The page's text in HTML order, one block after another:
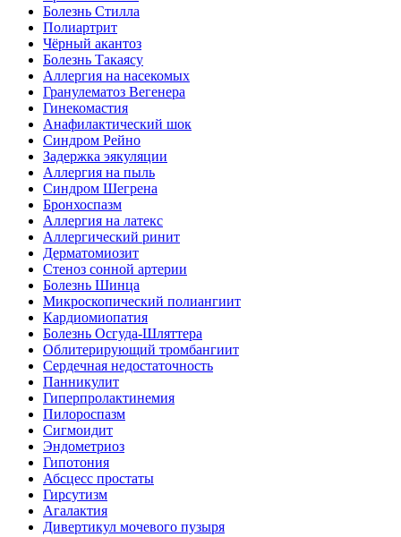
Болезнь Стилла
Полиартрит
Чёрный акантоз
Болезнь Такаясу
Аллергия на насекомых
Гранулематоз Вегенера
Гинекомастия
Анафилактический шок
Синдром Рейно
Задержка эякуляции
Аллергия на пыль
Синдром Шегрена
Бронхоспазм
Аллергия на латекс
Аллергический ринит
Дерматомиозит
Стеноз сонной артерии
Болезнь Шинца
Микроскопический полиангиит
Кардиомиопатия
Болезнь Осгуда-Шляттера
Облитерирующий тромбангиит
Сердечная недостаточность
Панникулит
Гиперпролактинемия
Пилороспазм
Сигмоидит
Эндометриоз
Гипотония
Абсцесс простаты
Гирсутизм
Агалактия
Дивертикул мочевого пузыря